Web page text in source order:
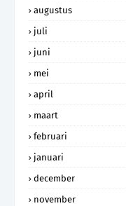
augustus
juli
juni
mei
april
maart
februari
januari
december
november